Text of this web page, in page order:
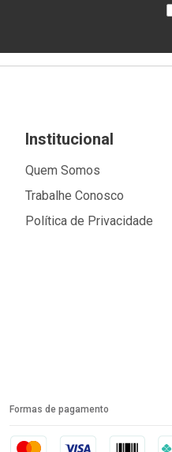
Institucional
Quem Somos
Trabalhe Conosco
Política de Privacidade
Formas de pagamento